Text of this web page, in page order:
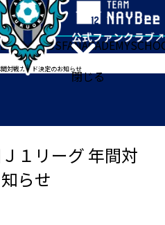
閉じる
GOODSFANACADEMY
対戦カード決定のお知らせ
１リーグ 年間対
らせ